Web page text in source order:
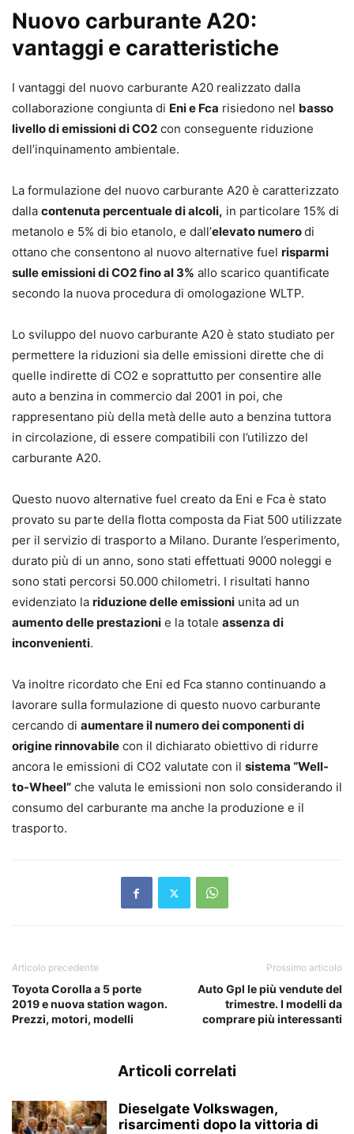
Nuovo carburante A20:
vantaggi e caratteristiche
I vantaggi del nuovo carburante A20 realizzato dalla
collaborazione congiunta di Eni e Fca risiedono nel basso
livello di emissioni di CO2 con conseguente riduzione
dell’inquinamento ambientale.
La formulazione del nuovo carburante A20 è caratterizzato
dalla contenuta percentuale di alcoli, in particolare 15% di
metanolo e 5% di bio etanolo, e dall’elevato numerodi
ottano che consentono al nuovo alternative fuel risparmi
sulle emissioni di CO2 fino al 3% allo scarico quantificate
secondo la nuova procedura di omologazione WLTP.
Lo sviluppo del nuovo carburante A20 è stato studiato per
permettere la riduzioni sia delle emissioni dirette che di
quelle indirette di CO2 e soprattutto per consentire alle
auto a benzina in commercio dal 2001 in poi, che
rappresentano più della metà delle auto a benzina tuttora
in circolazione, di essere compatibili con l’utilizzo del
carburante A20.
Questo nuovo alternative fuel creato da Eni e Fca è stato
provato su parte della flotta composta da Fiat 500 utilizzate
per il servizio di trasporto a Milano. Durante l’esperimento,
durato più di un anno, sono stati effettuati 9000 noleggi e
sono stati percorsi 50.000 chilometri. I risultati hanno
evidenziato la riduzione delle emissioni unita ad un
aumento delle prestazioni e la totale assenza di
inconvenienti.
Va inoltre ricordato che Eni ed Fca stanno continuando a
lavorare sulla formulazione di questo nuovo carburante
cercando di aumentare il numero dei componenti di
origine rinnovabile con il dichiarato obiettivo di ridurre
ancora le emissioni di CO2 valutate con il sistema “Well-
to-Wheel” che valuta le emissioni non solo considerando il
consumo del carburante ma anche la produzione e il
trasporto.
Articolo precedente
Toyota Corolla a 5 porte
2019 e nuova station wagon.
Prezzi, motori, modelli
Prossimo articolo
Auto Gpl le più vendute del
trimestre. I modelli da
comprare più interessanti
Articoli correlati
Dieselgate Volkswagen,
risarcimenti dopo la vittoria di